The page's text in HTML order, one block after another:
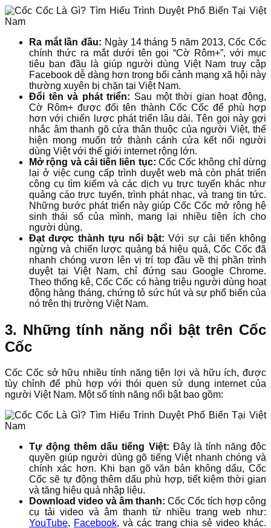
Ra mắt lần đầu: Ngày 14 tháng 5 năm 2013, Cốc Cốc
chính thức ra mắt dưới tên gọi “Cờ Rôm+”, với mục
tiêu ban đầu là giúp người dùng Việt Nam truy cập
Facebook dễ dàng hơn trong bối cảnh mạng xã hội này
thường xuyên bị chặn tại Việt Nam.
Đổi tên và phát triển: Sau một thời gian hoạt động,
Cờ Rôm+ được đổi tên thành Cốc Cốc để phù hợp
hơn với chiến lược phát triển lâu dài. Tên gọi này gợi
nhắc âm thanh gõ cửa thân thuộc của người Việt, thể
hiện mong muốn trở thành cánh cửa kết nối người
dùng Việt với thế giới internet rộng lớn.
Mở rộng và cải tiến liên tục: Cốc Cốc không chỉ dừng
lại ở việc cung cấp trình duyệt web mà còn phát triển
công cụ tìm kiếm và các dịch vụ trực tuyến khác như
quảng cáo trực tuyến, trình phát nhạc, và trang tin tức.
Những bước phát triển này giúp Cốc Cốc mở rộng hệ
sinh thái số của mình, mang lại nhiều tiện ích cho
người dùng.
Đạt được thành tựu nổi bật:Với sự cải tiến không
ngừng và chiến lược quảng bá hiệu quả, Cốc Cốc đã
nhanh chóng vươn lên vị trí top đầu về thị phần trình
duyệt tại Việt Nam, chỉ đứng sau Google Chrome.
Theo thống kê, Cốc Cốc có hàng triệu người dùng hoạt
động hàng tháng, chứng tỏ sức hút và sự phổ biến của
nó trên thị trường Việt Nam.
3. Những tính năng nổi bật trên Cốc
Cốc
Cốc Cốc sở hữu nhiều tính năng tiện lợi và hữu ích, được
tùy chỉnh để phù hợp với thói quen sử dụng internet của
người Việt Nam. Một số tính năng nổi bật bao gồm:
Tự động thêm dấu tiếng Việt: Đây là tính năng độc
quyền giúp người dùng gõ tiếng Việt nhanh chóng và
chính xác hơn. Khi bạn gõ văn bản không dấu, Cốc
Cốc sẽ tự động thêm dấu phù hợp, tiết kiệm thời gian
và tăng hiệu quả nhập liệu.
Download video và âm thanh: Cốc Cốc tích hợp công
cụ tải video và âm thanh từ nhiều trang web như:
YouTube, Facebook, và các trang chia sẻ video khác.